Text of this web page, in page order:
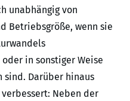
unabhängig von
Betriebsgröße, wenn sie
in sonstiger Weise
Darüber hinaus
Neben der